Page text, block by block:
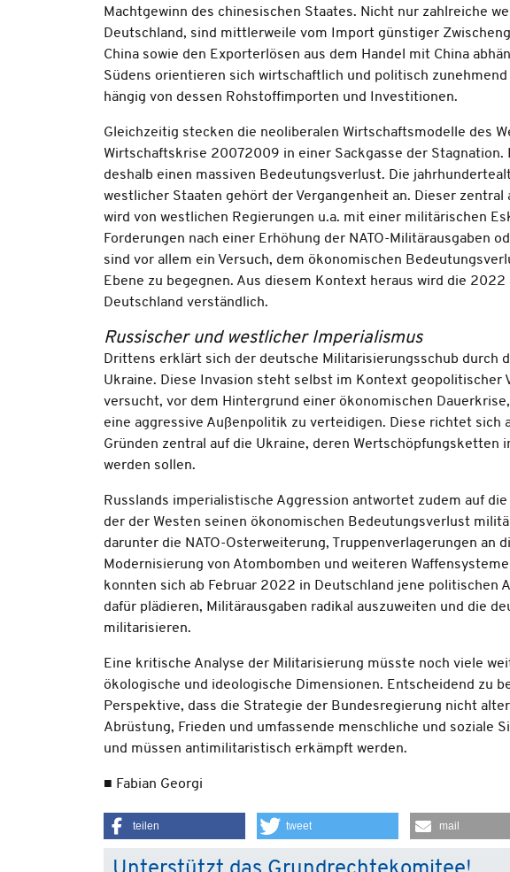
Machtgewinn des chinesischen Staates. Nicht nur zahlreiche
Deutschland, sind mittlerweile vom Import günstiger
China sowie den Exporterlösen aus dem Handel mit China
Südens orientieren sich wirtschaftlich und politisch zunehmend
hängig von dessen Rohstoffimporten und Investitionen.
Gleichzeitig stecken die neoliberalen Wirtschaftsmodelle des
Wirtschaftskrise 20072009 in einer Sackgasse der Stagnation.
deshalb einen massiven Bedeutungsverlust. Die
westlicher Staaten gehört der Vergangenheit an. Dieser
wird von westlichen Regierungen u.a. mit einer militärischen
Forderungen nach einer Erhöhung der NATO-Militärausgaben
sind vor allem ein Versuch, dem ökonomischen
Ebene zu begegnen. Aus diesem Kontext heraus wird die 2022
Deutschland verständlich.
Russischer und westlicher Imperialismus
Drittens erklärt sich der deutsche Militarisierungsschub durch
Ukraine. Diese Invasion steht selbst im Kontext geopolitischer
versucht, vor dem Hintergrund einer ökonomischen
eine aggressive Außenpolitik zu verteidigen. Diese richtet sich
Gründen zentral auf die Ukraine, deren
werden sollen.
Russlands imperialistische Aggression antwortet zudem auf
der der Westen seinen ökonomischen Bedeutungsverlust
darunter die NATO-Osterweiterung, Truppenverlagerungen an
Modernisierung von Atombomben und weiteren
konnten sich ab Februar 2022 in Deutschland jene politischen
dafür plädieren, Militärausgaben radikal auszuweiten und die
militarisieren.
Eine kritische Analyse der Militarisierung müsste noch viele
ökologische und ideologische Dimensionen. Entscheidend zu
Perspektive, dass die Strategie der Bundesregierung nicht
Abrüstung, Frieden und umfassende menschliche und soziale
und müssen antimilitaristisch erkämpft werden.
■ Fabian Georgi
teilen tweet mail